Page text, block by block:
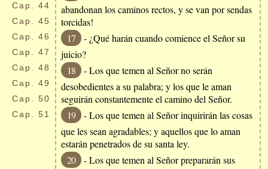
Cap.
44
Cap.
45
Cap.
46
Cap.
47
Cap.
48
Cap.
49
Cap.
50
Cap.
51
abandonan los caminos rectos, y se van por sendas
torcidas!
17
- ¿Qué harán cuando comience el Señor su
juicio?
18
- Los que temen al Señor no serán
desobedientes a su palabra; y los que le aman
seguirán constantemente el camino del Señor.
19
- Los que temen al Señor inquirirán las cosas
que les sean agradables; y aquellos que lo aman
estarán penetrados de su santa ley.
20
- Los que temen al Señor prepararán sus